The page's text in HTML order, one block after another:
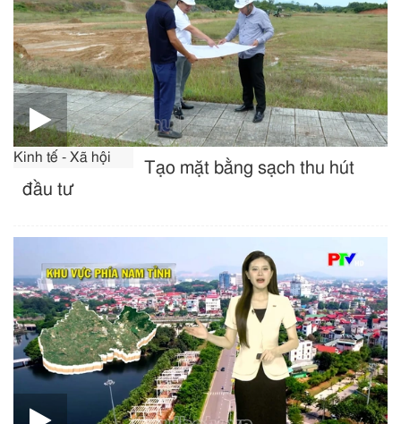
Kinh tế - Xã hội
Tạo mặt bằng sạch thu hút
đầu tư